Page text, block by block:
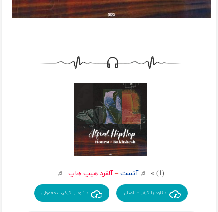
(1) » ♬ آنست –آلفرد هیپ هاپ ♬
دانلود با کیفیت اصلی دانلود با کیفیت معمولی